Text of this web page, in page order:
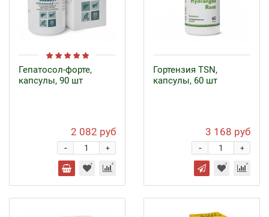
Гепатосол-форте,
капсулы, 90 шт
2 082 руб
+
-
Гортензия TSN,
капсулы, 60 шт
3 168 руб
+
-